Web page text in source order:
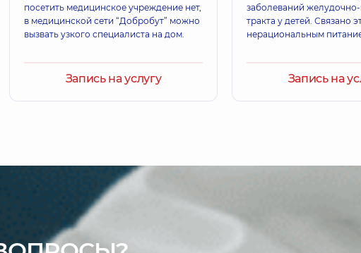
Гаврилюк
Терапевт;
врач,
посетить медицинское учреждение нет,
в медицинской сети “Добробут” можно
вызвать узкого специалиста на дом.
Запись на услугу
заболеваний
тракта у детей. Связано
нерациональным
распространенностью
Запись на